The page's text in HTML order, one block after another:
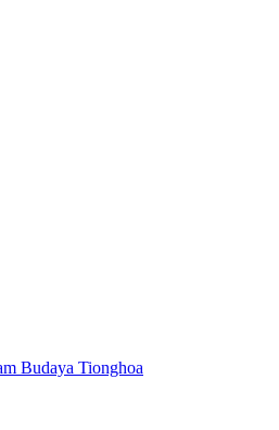
Budaya Tionghoa